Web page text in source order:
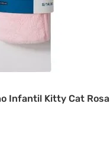
Infantil Kitty Cat Rosa